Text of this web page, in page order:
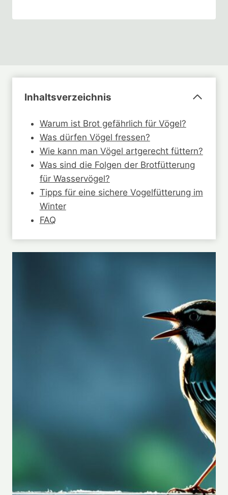
Inhaltsverzeichnis
Warum ist Brot gefährlich für Vögel?
Was dürfen Vögel fressen?
Wie kann man Vögel artgerecht füttern?
Was sind die Folgen der Brotfütterung
für Wasservögel?
Tipps für eine sichere Vogelfütterung im
Winter
FAQ